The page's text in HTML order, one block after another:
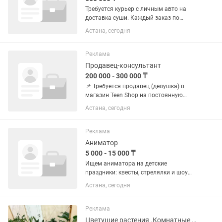
Требуется курьер с личным авто на
доставка суши. Каждый заказ по
1200тг. На дальняк доплата. Адрес на
майлина. Обед ужин есть. Зарплата
телефону. График 6/1
Астана, сегодня
Реклама
Продавец-консультант
200 000 - 300 000 ₸
📌 Требуется продавец (девушка) в
магазин Teen Shop на постоянную
работу 📆 График работы: с 10:00 до
20:00, график 2,2 💰 Зарплата: выход
Возраст от 20 лет –...
Астана, сегодня
Реклама
Аниматор
5 000 - 15 000 ₸
Ищем аниматора на детские
праздники: квесты, стрелялки и шоу
программы Фиксированного графика
нет, выходим на мероприятия по
5000 тг, длительность включая...
Астана, сегодня
Реклама
Цветущие растения .Комнатные растения. Инстаграм есть. Цветы для офиса